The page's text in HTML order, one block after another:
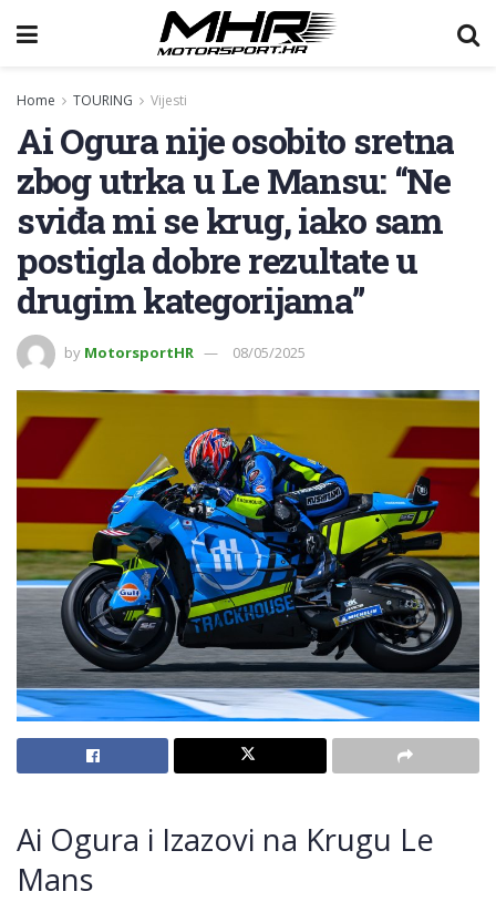
Home TOURING Vijesti
Ai Ogura nije osobito sretna
zbog utrka u Le Mansu: “Ne
sviđa mi se krug, iako sam
postigla dobre rezultate u
drugim kategorijama”
by MotorsportHR 08/05/2025
Ai Ogura i Izazovi na Krugu Le
Mans